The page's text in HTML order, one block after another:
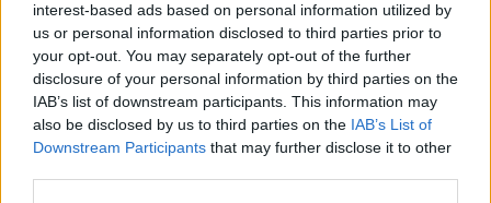
interest-based ads based on personal information utilized by
us or personal information disclosed to third parties prior to
your opt-out. You may separately opt-out of the further
disclosure of your personal information by third parties on the
IAB’s list of downstream participants. This information may
also be disclosed by us to third parties on the IAB’s List of
Downstream Participants that may further disclose it to other